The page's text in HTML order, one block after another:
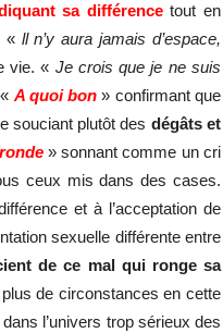
sa différencetout en
« ll n’y aura jamais d’espace,
vie. « Je crois que je ne suis
A quoi bon » confirmant que
souciant plutôt des dégâts et
» sonnant comme un cri
ceux mis dans des cases.
et à l’acceptation de
sexuelle différente entre
de ce mal qui ronge sa
de circonstances en cette
l’univers trop sérieux des